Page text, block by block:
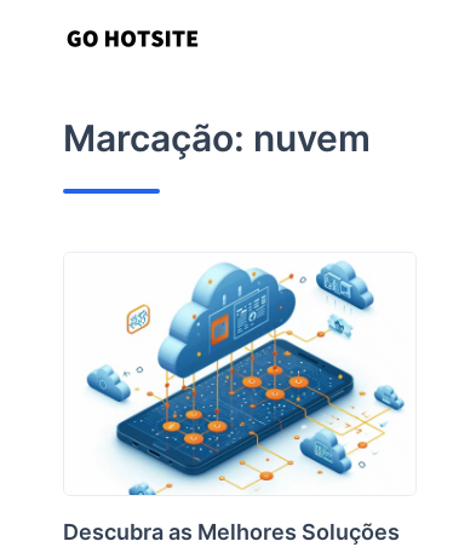
conteúdoMarcação: nuvem
Descubra as Melhores Soluções